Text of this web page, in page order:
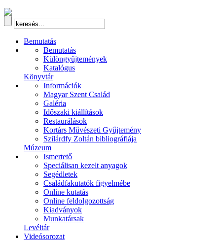
Bemutatás
Bemutatás
Különgyűjtemények
Katalógus
Könyvtár
Információk
Magyar Szent Család
Galéria
Időszaki kiállítások
Restaurálások
Kortárs Művészeti Gyűjtemény
Szilárdfy Zoltán bibliográfiája
Múzeum
Ismertető
Speciálisan kezelt anyagok
Segédletek
Családfakutatók figyelmébe
Online kutatás
Online feldolgozottság
Kiadványok
Munkatársak
Levéltár
Videósorozat